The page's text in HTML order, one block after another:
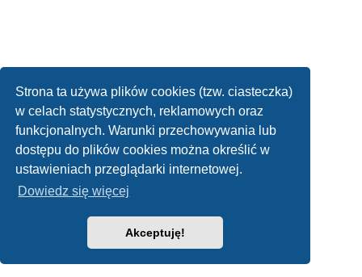
Strona ta używa plików cookies (tzw. ciasteczka)
w celach statystycznych, reklamowych oraz
funkcjonalnych. Warunki przechowywania lub
dostępu do plików cookies można określić w
ustawieniach przeglądarki internetowej.
Dowiedz się więcej
Akceptuję!